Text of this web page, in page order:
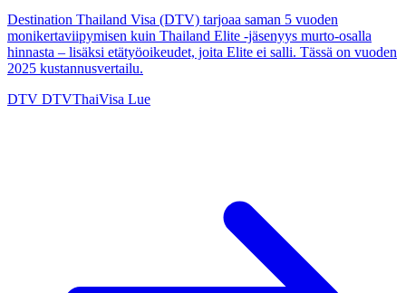
Destination Thailand Visa (DTV) tarjoaa saman 5 vuoden
monikertaviipymisen kuin Thailand Elite -jäsenyys murto-osalla
hinnasta – lisäksi etätyöoikeudet, joita Elite ei salli. Tässä on vuoden
2025 kustannusvertailu.
DTV DTVThaiVisa Lue